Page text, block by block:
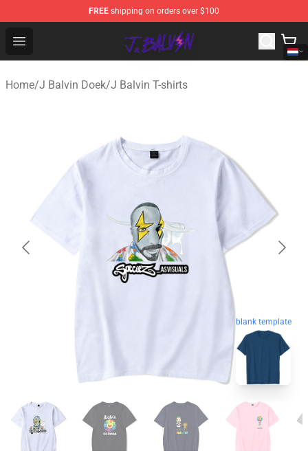
FREE shipping on orders over $100
Open menu
J Balvin Store - Official J Balvin Merchandise Shop
Home/J Balvin Doek/J Balvin T-shirts
blank template